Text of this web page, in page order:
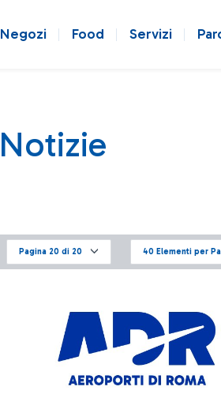
Negozi Food Servizi
Notizie
Pagina 20 di 20 40 Elementi per